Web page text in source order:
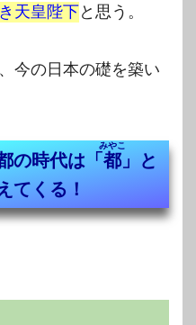
天皇陛下と思う。
今の日本の礎を築い
の時代は「都
みやこ
」と
てくる！